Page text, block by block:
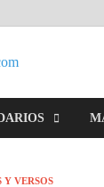
Y VERSOS